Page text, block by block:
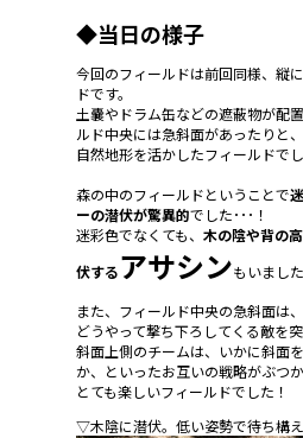
◆当日の様子
今回のフィールドは前回同様、縦
ドです。
土嚢やドラム缶などの遮蔽物が配
ルド中央には急斜面があったりと、
自然地形を活かしたフィールドでし
森の中のフィールドということで
ーの潜伏が驚異的でした･･･！
迷彩色でなくても、 木の陰や背の
伏するアサシンもいました
また、フィールド中央の急斜面は
どうやって撃ち下ろしてくる敵を突
斜面上側のチームは、いかに斜面
か、といったお互いの戦略がぶつ
とても楽しいフィールドでした！
▽木陰に潜伏。低い姿勢で待ち構え